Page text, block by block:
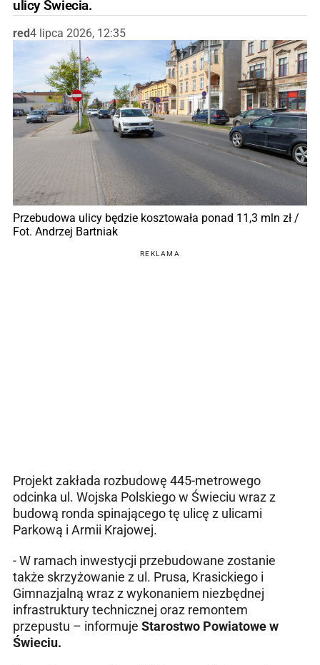
ulicy Świecia.
red4 lipca 2026, 12:35
Przebudowa ulicy będzie kosztowała ponad 11,3 mln zł /
Fot. Andrzej Bartniak
REKLAMA
Projekt zakłada rozbudowę 445-metrowego
odcinka ul. Wojska Polskiego w Świeciu wraz z
budową ronda spinającego tę ulicę z ulicami
Parkową i Armii Krajowej.
- W ramach inwestycji przebudowane zostanie
także skrzyżowanie z ul. Prusa, Krasickiego i
Gimnazjalną wraz z wykonaniem niezbędnej
infrastruktury technicznej oraz remontem
przepustu – informuje Starostwo Powiatowe w
Świeciu.